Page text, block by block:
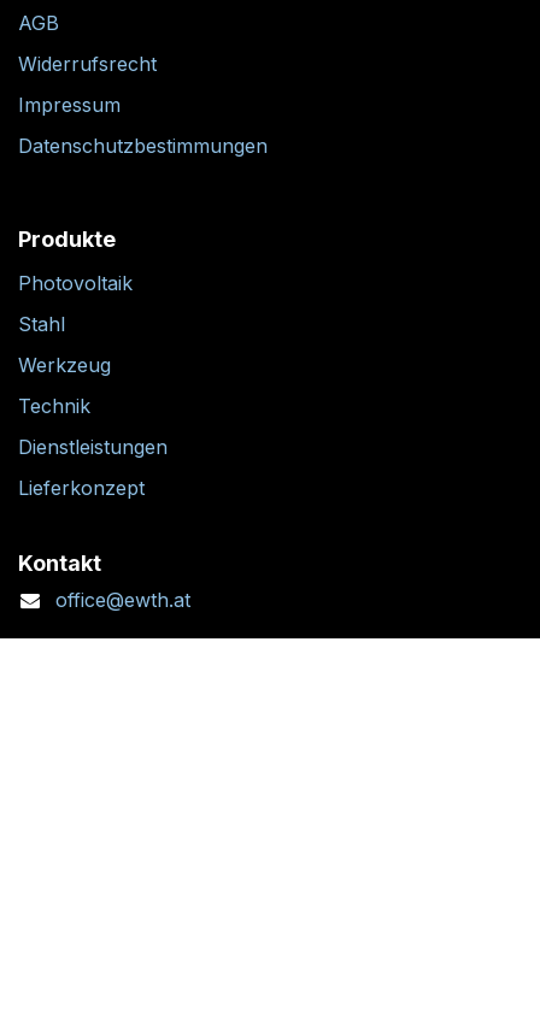
AGB
Widerrufsrecht
Impressum
Datenschutzbestimmungen
Produkte
Photovoltaik
Stahl
Werkzeug
Technik
Dienstleistungen
Lieferkonzept
Kontakt
office@ewth.at